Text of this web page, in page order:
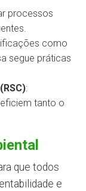
processos
como
segue práticas
:
tanto o
que todos
e